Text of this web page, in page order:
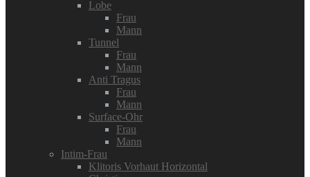
Lobe
Frau
Mann
Tunnel
Frau
Mann
Anti Tragus
Frau
Mann
Surface-Ohr
Frau
Mann
Intim-Frau
Klitoris Vorhaut Horizontal